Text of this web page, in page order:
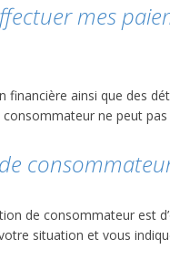
mes
financière ainsi que des
ne peut pas
de consommateur est
situation et vous